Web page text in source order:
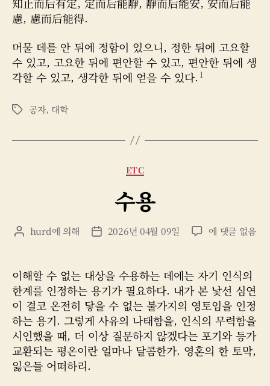
성
자
짜
는
慮, 慮而后能得.
머물 데를 안 뒤에 정함이 있으니, 정한 뒤에 고요할
수 있고, 고요한 뒤에 편안할 수 있고, 편안한 뒤에 생
각할 수 있고, 생각한 뒤에 얻을 수 있다. 1
태
공자, 대학
카
테
고
리
ETC
수용
게
작
성
자
hurd에 의해
게
날
짜
2026년 04월 09일
수
에 댓글 없음
이해할 수 없는 대상을 수용하는 데에는 자기 인식의
한계를 인정하는 용기가 필요하다. 내가 본 낯선 심연
이 결코 온전히 닿을 수 없는 불가지의 영토임을 인정
하는 용기. 그렇게 사유의 나태함을, 인식의 무력함을
시인했을 때, 더 이상 질문하지 않겠다는 포기와 등가
교환되는 평온이란 얼마나 달콤한가. 영혼의 한 토막,
잃은들 어떠하리.